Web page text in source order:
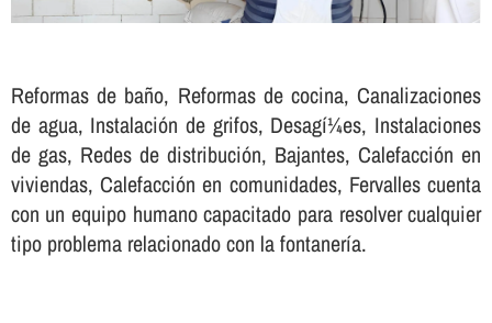
Reformas de baño, Reformas de cocina, Canalizaciones
de agua, Instalación de grifos, Desagí¼es, Instalaciones
de gas, Redes de distribución, Bajantes, Calefacción en
viviendas, Calefacción en comunidades, Fervalles cuenta
con un equipo humano capacitado para resolver cualquier
tipo problema relacionado con la fontanerí­a.